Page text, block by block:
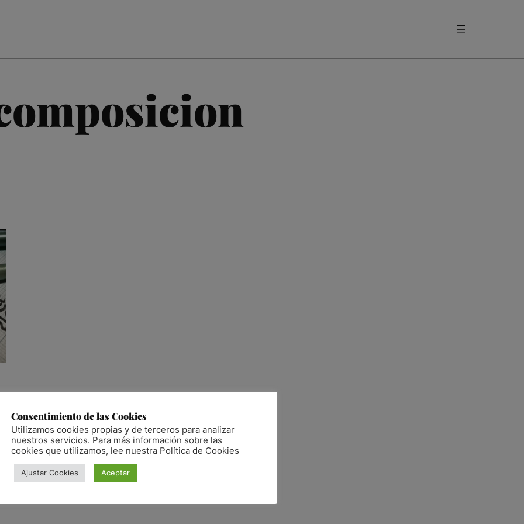
Consentimiento de las Cookies
Utilizamos cookies propias y de terceros para analizar
nuestros servicios. Para más información sobre las
cookies que utilizamos, lee nuestra Política de Cookies
Ajustar Cookies Aceptar